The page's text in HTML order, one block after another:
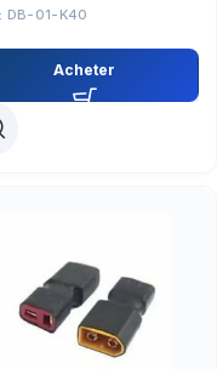
DB-01-K40
Acheter